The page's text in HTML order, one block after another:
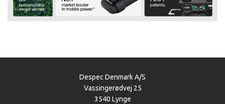
Despec Denmark A/S
Vassingerødvej 25
3540 Lynge